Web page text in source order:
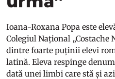
Ioana-Roxana Popa este
Colegiul Național
dintre foarte puținii elevi
latină. Eleva respinge
dată unei limbi care stă și